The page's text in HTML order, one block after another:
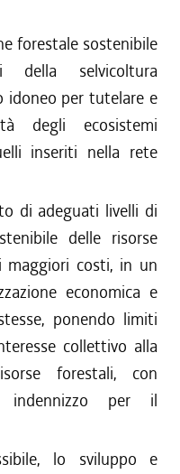
forestale sostenibile
della selvicoltura
idoneo per tutelare e
degli ecosistemi
inseriti nella rete
di adeguati livelli di
delle risorse
maggiori costi, in un
economica e
ponendo limiti
collettivo alla
forestali, con
indennizzo per il
lo sviluppo e